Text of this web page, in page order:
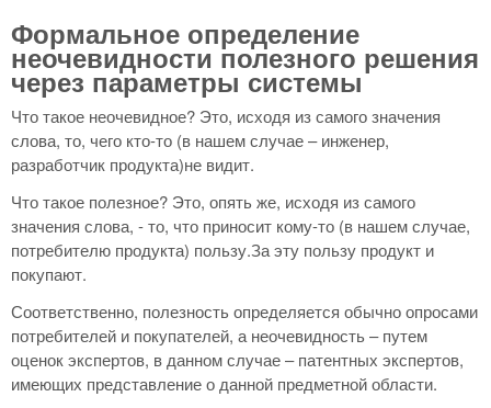
Формальное определение
неочевидности полезного решения
через параметры системы
Что такое неочевидное? Это, исходя из самого значения
слова, то, чего кто-то (в нашем случае – инженер,
разработчик продукта)не видит.
Что такое полезное? Это, опять же, исходя из самого
значения слова, - то, что приносит кому-то (в нашем случае,
потребителю продукта) пользу.За эту пользу продукт и
покупают.
Соответственно, полезность определяется обычно опросами
потребителей и покупателей, а неочевидность – путем
оценок экспертов, в данном случае – патентных экспертов,
имеющих представление о данной предметной области.